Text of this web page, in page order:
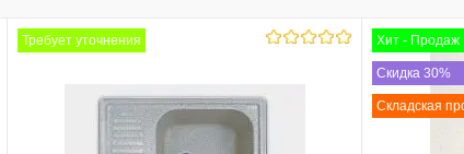
Требует уточнения Хит - Продаж
Скидка 30%
Складская